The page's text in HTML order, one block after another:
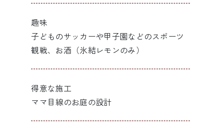
趣味
子どものサッカーや甲子園などのスポーツ
観戦、お酒（氷結レモンのみ）
得意な施工
ママ目線のお庭の設計